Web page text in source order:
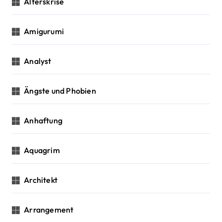
Amigurumi
Analyst
Ängste und Phobien
Anhaftung
Aquagrim
Architekt
Arrangement